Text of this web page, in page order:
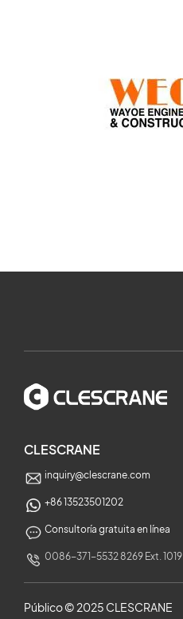
CLESCRANE
inquiry@clescrane.com
+86 13523501202
Consultoría gratuita en línea
0086-371-5532 8269 Ext. 1019
Público © 2025 CLESCRANE